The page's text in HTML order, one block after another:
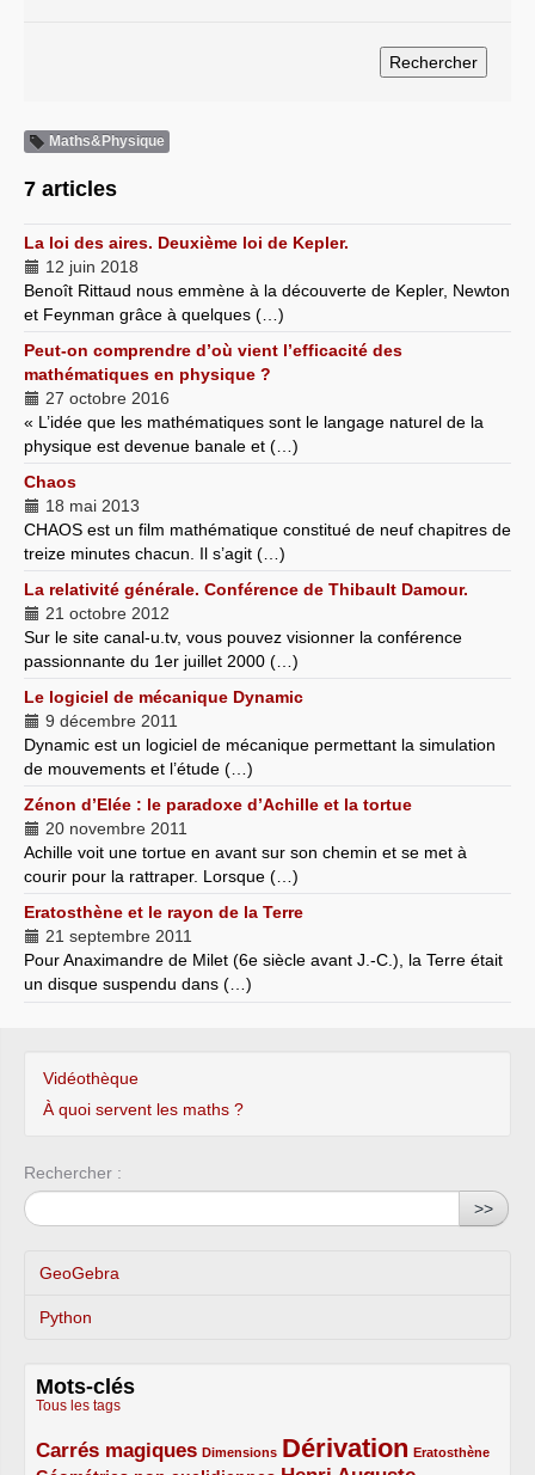
Maths&Physique
7 articles
La loi des aires. Deuxième loi de Kepler.
12 juin 2018
Benoît Rittaud nous emmène à la découverte de Kepler, Newton
et Feynman grâce à quelques (…)
Peut-on comprendre d’où vient l’efficacité des
mathématiques en physique ?
27 octobre 2016
« L’idée que les mathématiques sont le langage naturel de la
physique est devenue banale et (…)
Chaos
18 mai 2013
CHAOS est un film mathématique constitué de neuf chapitres de
treize minutes chacun. Il s’agit (…)
La relativité générale. Conférence de Thibault Damour.
21 octobre 2012
Sur le site canal-u.tv, vous pouvez visionner la conférence
passionnante du 1er juillet 2000 (…)
Le logiciel de mécanique Dynamic
9 décembre 2011
Dynamic est un logiciel de mécanique permettant la simulation
de mouvements et l’étude (…)
Zénon d’Elée : le paradoxe d’Achille et la tortue
20 novembre 2011
Achille voit une tortue en avant sur son chemin et se met à
courir pour la rattraper. Lorsque (…)
Eratosthène et le rayon de la Terre
21 septembre 2011
Pour Anaximandre de Milet (6e siècle avant J.-C.), la Terre était
un disque suspendu dans (…)
Vidéothèque
À quoi servent les maths ?
Rechercher :
>>
GeoGebra
Python
Mots-clés
Tous les tags
Carrés magiques
3/5 Dimensions
1/5 Dérivation
5/5 Eratosthène
1/5